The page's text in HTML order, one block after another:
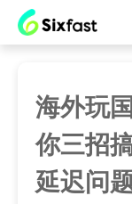
海外玩
你三招
延迟问